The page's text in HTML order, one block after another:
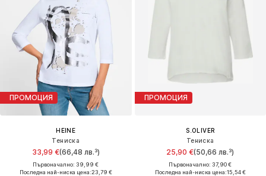
ПРОМОЦИЯ
HEINE
Тениска
33,99 €(66,48 лв.³)
Първоначално: 39,99 €
Последна най-ниска цена:23,79 €
ПРОМОЦИЯ
S.OLIVER
Тениска
25,90 €(50,66 лв.³)
Първоначално: 37,90 €
Последна най-ниска цена:15,54 €